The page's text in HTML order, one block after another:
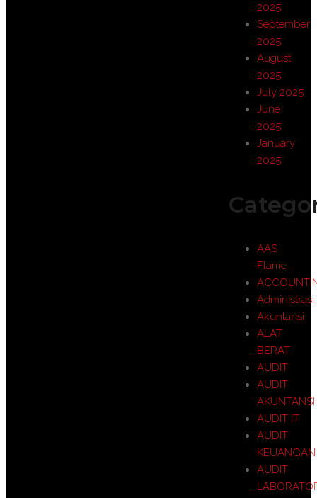
2025
September
2025
August
2025
July 2025
June
2025
January
2025
AAS
Flame
Administrasi
Akuntansi
ALAT
BERAT
AUDIT
AUDIT
AKUNTANSI
AUDIT IT
AUDIT
KEUANGAN
AUDIT